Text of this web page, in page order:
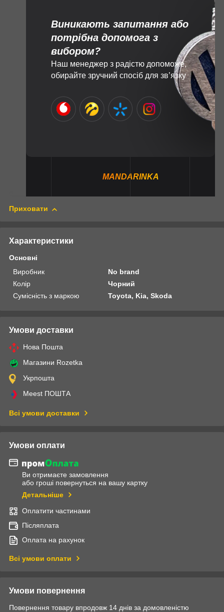
Виникають запитання або
потрібна допомога з
вибором?
Наш менеджер з радістю допоможе,
обирайте зручний спосіб для зв’язку
MANDARINKA
Приховати
Характеристики
Основні
Виробник
No brand
Колір
Чорний
Сумісність з маркою
Toyota, Kia, Skoda
Умови доставки
Нова Пошта
Магазини Rozetka
Укрпошта
Meest ПОШТА
Всі умови доставки
Умови оплати
Ви отримаєте замовлення
або гроші повернуться на вашу картку
Детальніше
Оплатити частинами
Післяплата
Оплата на рахунок
Всі умови оплати
Умови повернення
Повернення товару впродовж 14 днів за домовленістю